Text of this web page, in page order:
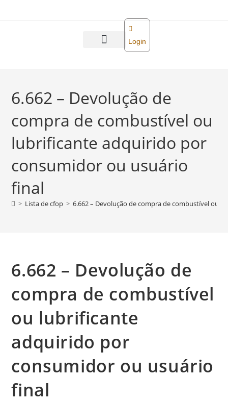
Login
6.662 – Devolução de
compra de combustível ou
lubrificante adquirido por
consumidor ou usuário
final
> Lista de cfop > 6.662 – Devolução de compra de combustível ou
6.662 – Devolução de
compra de combustível
ou lubrificante
adquirido por
consumidor ou usuário
final